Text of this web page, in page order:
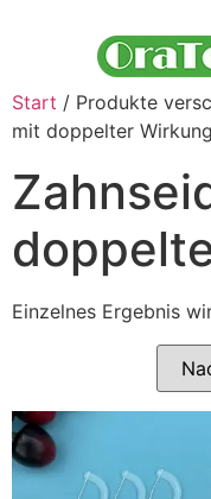
Start / Produkte
mit doppelter
Einzelnes Ergebnis